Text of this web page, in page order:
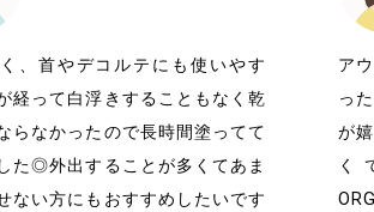
、首やデコルテにも使いやす
経って白浮きすることもなく乾
らなかったので長時間塗ってて
た◎外出することが多くてあま
ない方にもおすすめしたいです
ア
っ
が
く